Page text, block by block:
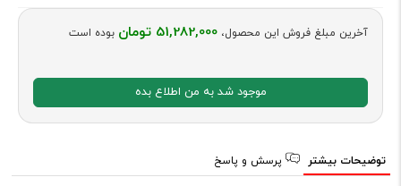
آخرین مبلغ فروش این محصول، 51,282,000 تومان بوده است
موجود شد به من اطلاع بده
توضیحات بیشتر پرسش و پاسخ